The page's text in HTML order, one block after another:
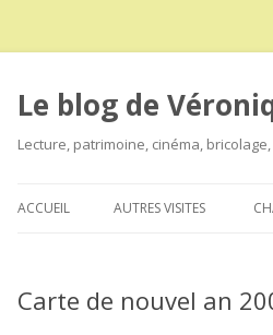
Le blog de
Lecture, patrimoine, cinéma,
ACCUEIL AUTRES VISITES
Carte de nouvel an